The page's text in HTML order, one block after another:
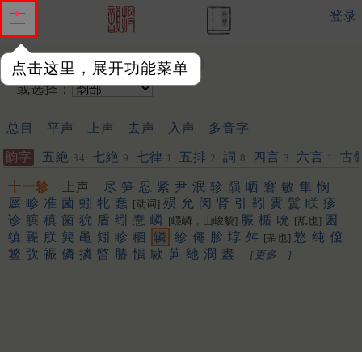
点击这里，展开功能菜单
登录
输入韵字：
或选择：
总目 平声 上声 去声 入声 多音字
韵字 五絶 34 七絶 9 七律 1 五排 2 詞 8 四言 3 六言 1 古
十一轸 上声 尽 笋 忍 紧 尹 泯 轸 陨 哂 窘 敏 隼 悯
蜃 畛 准 菌 蚓 牝 蠢 [动词] 殒 允 闵 肾 引 靷 霣 鬒 眹 疹
诊 膑 稹 箘 狁 盾 纼 惷 嶙 [嶾嶙，山峻貌] 脤 楯 吮 [舐也] 囷
缜 辴 朕 簨 黾 矧 眕 稛 辚 紾 僶 胗 埻 舛 [杂也] 慜 纯 僒
鳘 弞 裖 僯 撛 暋 䐏 愪 㰮 芛 䊶 潣 䀆 [更多…]